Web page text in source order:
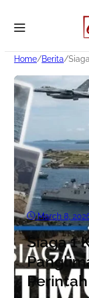
Home/Berita/
March 8,
Siaga 1